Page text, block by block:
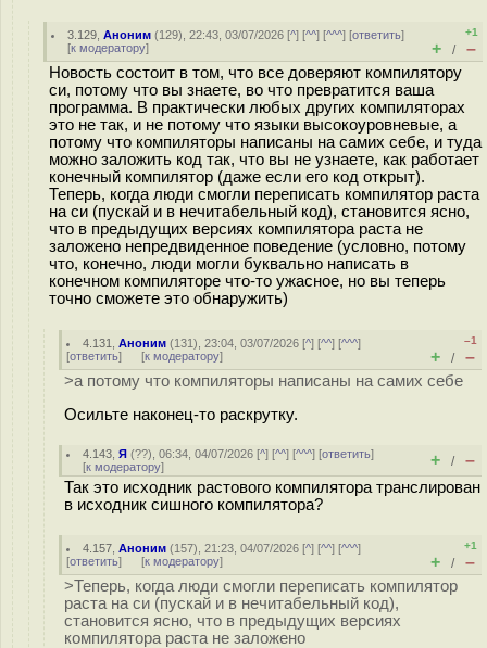
3.129 ,Аноним (129), 22:43, 03/07/2026 [^] [^^] [^^^] [ответить]
[к модератору]
+1
+ / –
Новость состоит в том, что все доверяют компилятору
си, потому что вы знаете, во что превратится ваша
программа. В практически любых других компиляторах
это не так, и не потому что языки высокоуровневые, а
потому что компиляторы написаны на самих себе, и туда
можно заложить код так, что вы не узнаете, как работает
конечный компилятор (даже если его код открыт).
Теперь, когда люди смогли переписать компилятор раста
на си (пускай и в нечитабельный код), становится ясно,
что в предыдущих версиях компилятора раста не
заложено непредвиденное поведение (условно, потому
что, конечно, люди могли буквально написать в
конечном компиляторе что-то ужасное, но вы теперь
точно сможете это обнаружить)
4.131 ,Аноним (131), 23:04, 03/07/2026 [^] [^^] [^^^]
[ответить] [к модератору]
–1
+ / –
>а потому что компиляторы написаны на самих себе
Осильте наконец-то раскрутку.
4.143 ,Я (??), 06:34, 04/07/2026 [^] [^^] [^^^] [ответить]
[к модератору] + / –
Так это исходник растового компилятора транслирован
в исходник сишного компилятора?
4.157 ,Аноним (157), 21:23, 04/07/2026 [^] [^^] [^^^]
[ответить] [к модератору]
+1
+ / –
>Теперь, когда люди смогли переписать компилятор
раста на си (пускай и в нечитабельный код),
становится ясно, что в предыдущих версиях
компилятора раста не заложено